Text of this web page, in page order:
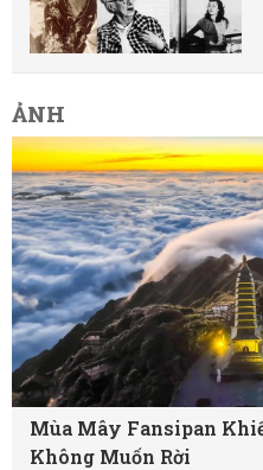
ẢNH
Mùa Mây Fansipan
Không Muốn Rời